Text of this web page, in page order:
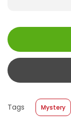
ISBN
Size
Tags Mystery